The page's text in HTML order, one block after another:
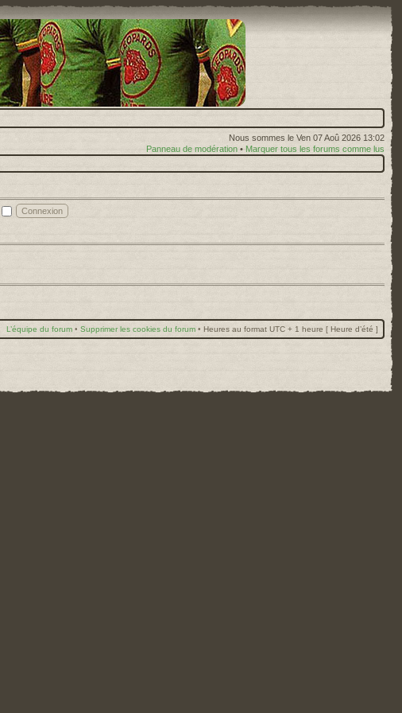
Nous sommes le Ven 07 Aoû 2026 13:02
Panneau de modération • Marquer tous les forums comme lus
L’équipe du forum • Supprimer les cookies du forum • Heures au format UTC + 1 heure [ Heure d’été ]